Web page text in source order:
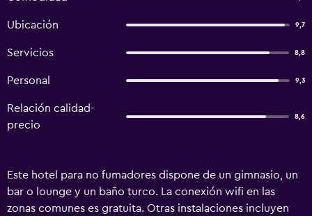
Ubicación 9,7
Servicios 8,8
Personal 9,3
Relación calidad-
precio
8,6
Este hotel para no fumadores dispone de un gimnasio, un
bar o lounge y un baño turco. La conexión wifi en las
zonas comunes es gratuita. Otras instalaciones incluyen